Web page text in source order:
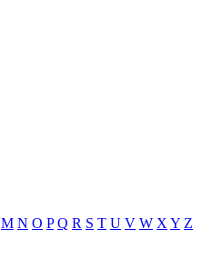
M N O P Q R S T U V W X Y Z